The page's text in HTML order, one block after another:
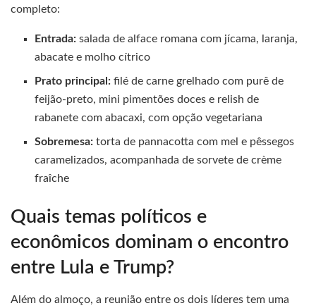
completo:
Entrada: salada de alface romana com jícama, laranja,
abacate e molho cítrico
Prato principal: filé de carne grelhado com purê de
feijão-preto, mini pimentões doces e relish de
rabanete com abacaxi, com opção vegetariana
Sobremesa: torta de pannacotta com mel e pêssegos
caramelizados, acompanhada de sorvete de crème
fraîche
Quais temas políticos e
econômicos dominam o encontro
entre Lula e Trump?
Além do almoço, a reunião entre os dois líderes tem uma